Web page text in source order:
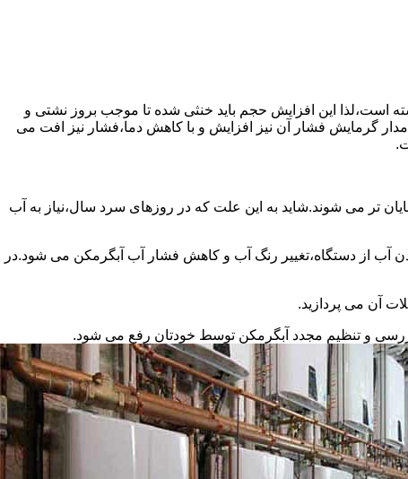
است،لذا این افزایش حجم باید خنثی شده تا موجب بروز نشتی و
گرمایش فشار آن نیز افزایش و با کاهش دما،فشار نیز افت می
تر می شوند.شاید به این علت که در روزهای سرد سال،نیاز به آب
از دستگاه،تغییر رنگ آب و کاهش فشار آب آبگرمکن می شود.در
آن می پردازید.
و تنظیم مجدد آبگرمکن توسط خودتان رفع می شود.